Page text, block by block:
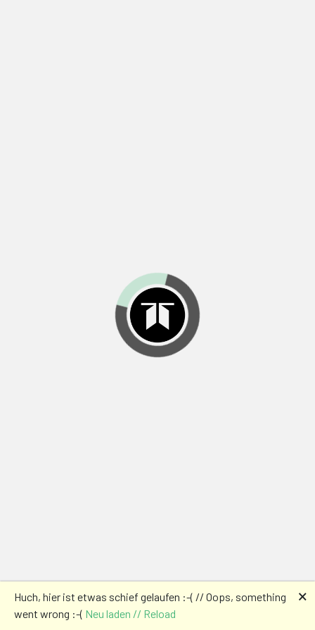
Huch, hier ist etwas schief gelaufen :-( // Oops, something
went wrong :-( Neu laden // Reload
🗙